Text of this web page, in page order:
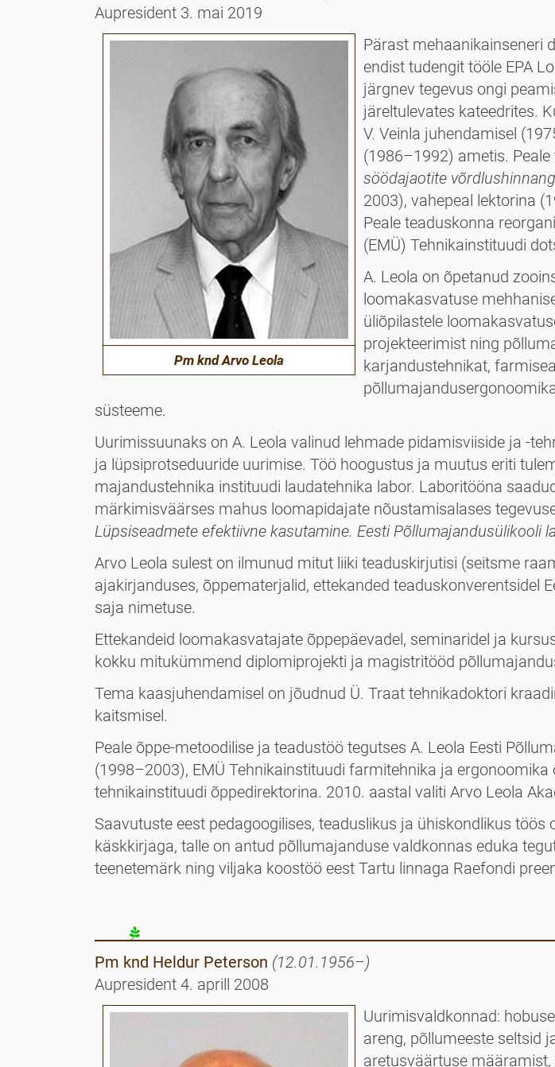
Aupresident 3. mai 2019
Pm knd Arvo Leola
Pärast mehaanikainseneri
endist tudengit tööle EPA
järgnev tegevus ongi
järeltulevates kateedrites.
V. Veinla juhendamisel
(1986–1992) ametis.
söödajaotite võrdlushinnang
2003), vahepeal lektorina
Peale teaduskonna
(EMÜ) Tehnika­instituudi
A. Leola on õpetanud
loomakasvatuse
üliõpilastele
projekteerimist ning
karjandustehni­kat,
süsteeme.
Uurimissuunaks on A. Leola valinud lehmade pidamisviiside ja -
ja lüpsiprotseduuride uuri­mise. Töö hoogustus ja muutus eriti
majandustehnika instituudi laudatehnika labor. Labori­tööna
märkimisväärses mahus loomapidajate nõustamisalases
Lüpsiseadmete efek­tiivne kasutamine. Eesti Põllumajandusülikooli
Arvo Leola sulest on ilmunud mitut liiki teadus­kirjutisi (seitsme
ajakirjanduses, õppe­materjalid, ettekanded teaduskonverentsidel
saja nimetuse.
Ettekandeid loomakasvatajate õppepäevadel, semi­naridel ja
kokku mitukümmend diplomiprojekti ja magistritööd
Tema kaasjuhendamisel on jõudnud Ü. Traat tehnikadoktori
kaitsmisel.
Peale õppe-metoodilise ja teadustöö tegutses A. Leola Eesti
(1998–2003), EMÜ Tehnikainstituudi farmitehnika ja
tehnikainstituudi õppedirektorina. 2010. aastal valiti Arvo Leola
Saavutuste eest pedagoogilises, teaduslikus ja ühis­kondlikus
käskkirjaga, talle on antud põllumajan­duse valdkonnas eduka
teenetemärk ning viljaka koostöö eest Tartu linnaga Raefondi
Pm knd Heldur Peterson (12.01.1956–)
Aupresident 4. aprill 2008
Uurimisvaldkonnad:
areng, põllumeeste seltsid
aretusväärtuse